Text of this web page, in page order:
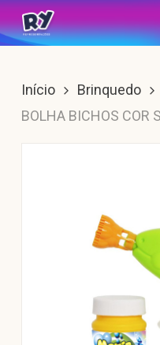
Skip
to
content
Início Brinquedo
BOLHA BICHOS COR